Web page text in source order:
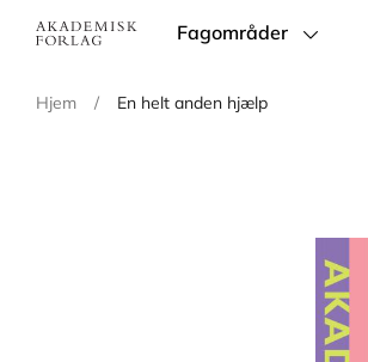
Main
Fagområder
Hjem / En helt anden hjælp